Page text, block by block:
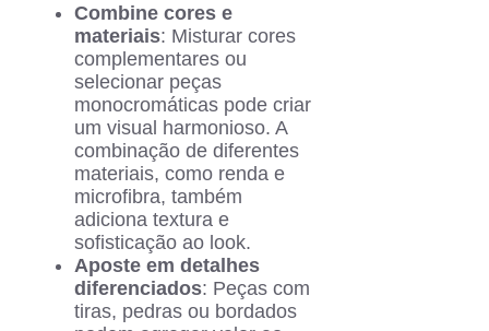
Combine cores e
materiais: Misturar cores
complementares ou
selecionar peças
monocromáticas pode criar
um visual harmonioso. A
combinação de diferentes
materiais, como renda e
microfibra, também
adiciona textura e
sofisticação ao look.
Aposte em detalhes
diferenciados: Peças com
tiras, pedras ou bordados